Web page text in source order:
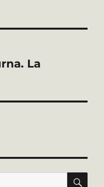
La